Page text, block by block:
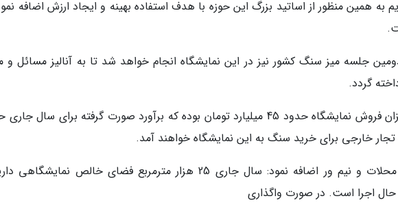
به همین منظور از اساتید بزرگ این حوزه با هدف استفاده بهینه و ایجاد ارزش اضافه
جلسه میز سنگ کشور نیز در این نمایشگاه انجام خواهد شد تا به آنالیز مسائل و
گردد.
وی بیان نمود: سال گذشته میزان فروش نمایشگاه حدود 45 میلیارد تومان بوده که برآورد صورت گرفته برای سال
مدیر اجرایی نمایشگاه سنگ محلات و نیم ور اضافه نمود: سال جاری 25 هزار مترمربع فضای خالص
حال اجرا است. در صورت واگذاری